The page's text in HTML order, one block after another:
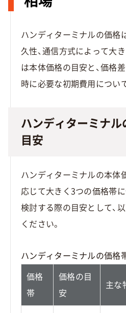
ハンディターミナルの価格
久性、通信方式によって大
は本体価格の目安と、価格
時に必要な初期費用につい
ハンディターミナル
目安
ハンディターミナルの本体
応じて大きく3つの価格帯
検討する際の目安として、
ください。
ハンディターミナルの価格
価格
帯
価格の目
安
主な